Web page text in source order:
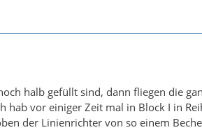
halb gefüllt sind, dann fliegen die
hab vor einiger Zeit mal in Block I in
der Linienrichter von so einem